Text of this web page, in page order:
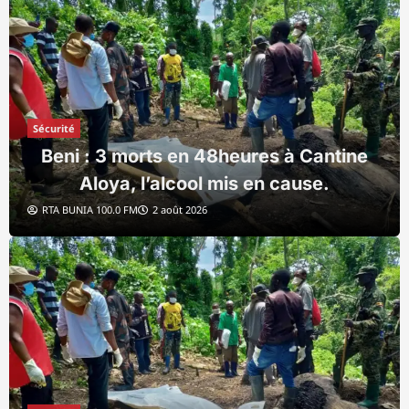
Sécurité
Beni : 3 morts en 48heures à Cantine
Aloya, l’alcool mis en cause.
RTA BUNIA 100.0 FM 2 août 2026